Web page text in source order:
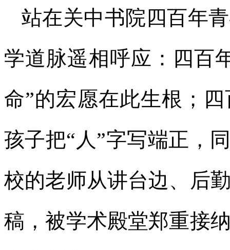
站在关中书院四百年
学道脉遥相呼应：四百
命”的宏愿在此生根；
孩子把“人”字写端正，
校的老师从讲台边、后
稿，被学术殿堂郑重接